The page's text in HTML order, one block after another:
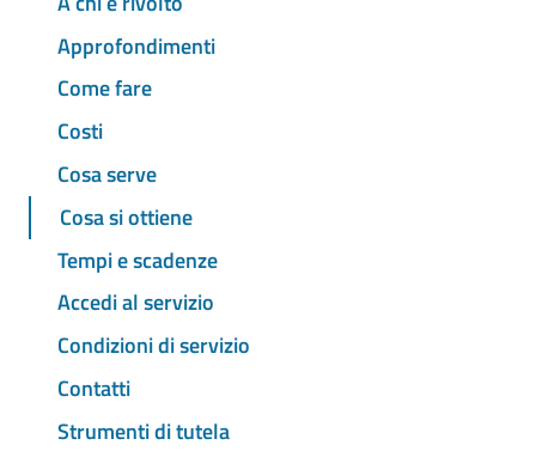
Approfondimenti
Come fare
Costi
Cosa serve
Cosa si ottiene
Tempi e scadenze
Accedi al servizio
Condizioni di servizio
Contatti
Strumenti di tutela